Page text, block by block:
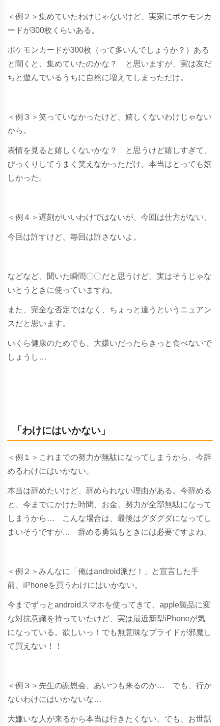
＜例２＞集めていたわけじゃないけど、実家にポケモンカ
ードが300枚くらいある。
ポケモンカードが300枚（って多いんでしょうか？）ある
と聞くと、集めていたのかな？ と思いますが、実は友だ
ちと遊んでいるうちに自然に増えてしまっただけ。
＜例３＞笑っていなかったけど、嬉しくないわけじゃない
から。
表情を見ると嬉しくないかな？ と思うけど嬉しすぎて、
びっくりしてうまく笑えなかっただけ。本当はとっても嬉
しかった。
＜例４＞遅刻がいいわけではないが、今回は仕方がない。
今回は許すけど、毎回は許さないよ。
などなど、聞いた瞬間〇〇だと思うけど、実はそうじゃな
いとうときに使っていますね。
また、完全な否定ではなく、ちょっと違うというニュアン
スだと思います。
いくら健康のためでも、大嫌いだったらきっと食べないで
しょうし…
「わけにはいかない」
＜例１＞これまでの努力が無駄になってしまうから、今辞
めるわけにはいかない。
本当は辞めたいけど、辞められない理由がある。今辞める
と、今までにかけた時間、お金、努力が全部無駄になって
しまうから… こんな場合は、最後はグダグダになってし
まいそうですが… 辞める勇気もときには必要ですよね。
＜例２＞みんなに「俺はandroid派だ！」と宣言した手
前、iPhoneを買うわけにはいかない。
今までずっとandroidスマホを使ってきて、apple製品に変
な対抗意識を持っていたけど、実は最近新型iPhoneが気
になっている。欲しいっ！でも無意味なプライドが邪魔し
て買えない！！
＜例３＞先生の謝恩会、あいつも来るのか… でも、行か
ないわけにはいかないな…
大嫌いな人が来るから本当は行きたくない。でも、お世話